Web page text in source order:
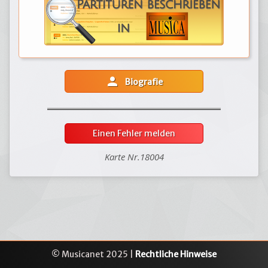
person Biografie
Einen Fehler melden
Karte Nr.18004
© Musicanet 2025 | Rechtliche Hinweise